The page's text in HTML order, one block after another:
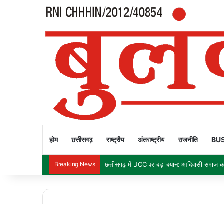
होम छत्तीसगढ़ राष्ट्रीय अंतराष्ट्रीय राजनीति
Breaking News छत्तीसगढ़ में UCC पर बड़ा बयान: आदिवासी समाज